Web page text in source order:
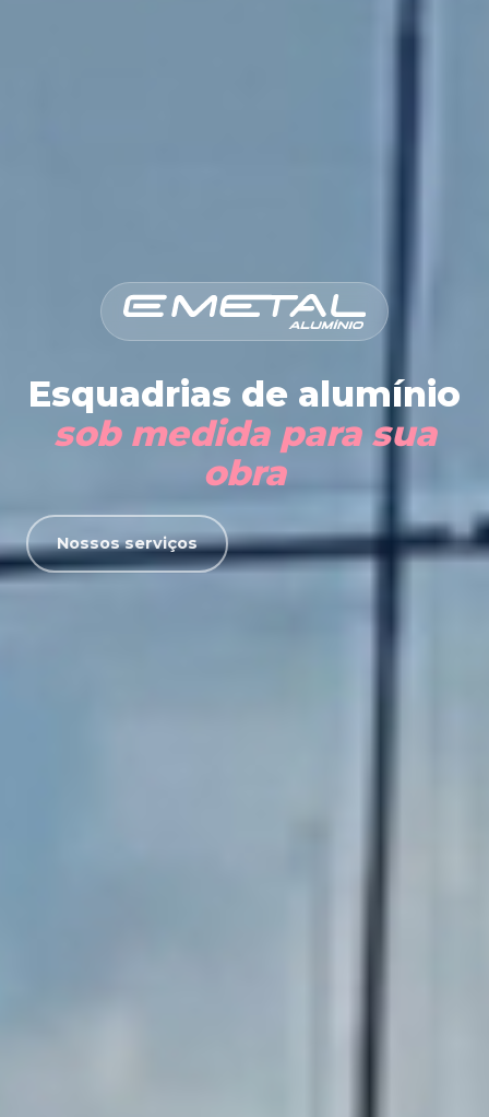
Esquadrias de alumínio
sob medida para sua
obra
Nossos serviços